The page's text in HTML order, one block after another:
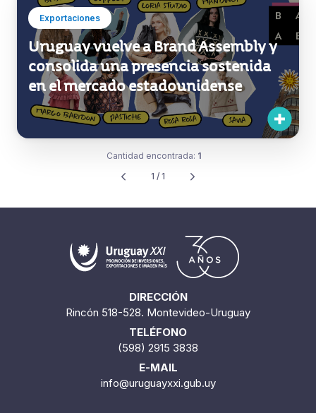
Exportaciones
Uruguay vuelve a Brand Assembly y
consolida una presencia sostenida
en el mercado estadounidense
Cantidad encontrada: 1
1 / 1
DIRECCIÓN
Rincón 518-528. Montevideo-Uruguay
TELÉFONO
(598) 2915 3838
E-MAIL
info@uruguayxxi.gub.uy